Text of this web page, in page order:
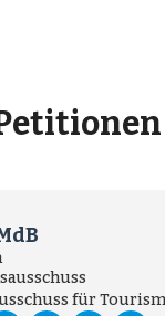
für